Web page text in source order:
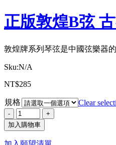
正版敦煌B弦
敦煌牌系列琴弦是中國弦樂器
Sku:N/A
NT$285
規格 Clear
加入購物車